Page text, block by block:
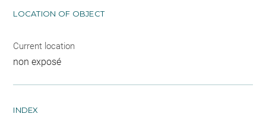
LOCATION OF OBJECT
Current location
non exposé
INDEX